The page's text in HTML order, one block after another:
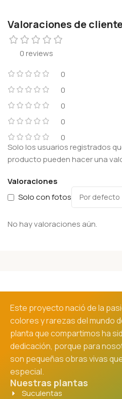
Valoraciones de
0 reviews
0
0
0
0
0
Valoraciones
Solo con fotos
No hay valoraciones aún.
Solo los usuarios registrados
producto pueden hacer una
Este proyecto nació de la
colores y rarezas del mundo
planta que compartimos ha
dedicación, porque para
son pequeñas obras vivas
especial.
Nuestras plantas
Suculentas